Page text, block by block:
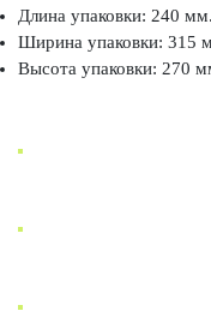
Длина упаковки: 240 мм.
Ширина упаковки: 315
Высота упаковки: 270